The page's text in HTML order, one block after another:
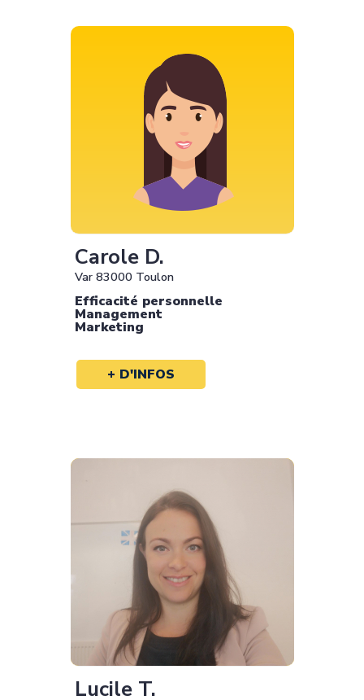
Carole D.
Var 83000 Toulon
Efficacité personnelle
Management
Marketing
+ D'INFOS
Lucile T.